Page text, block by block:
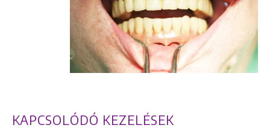
KAPCSOLÓDÓ KEZELÉSEK